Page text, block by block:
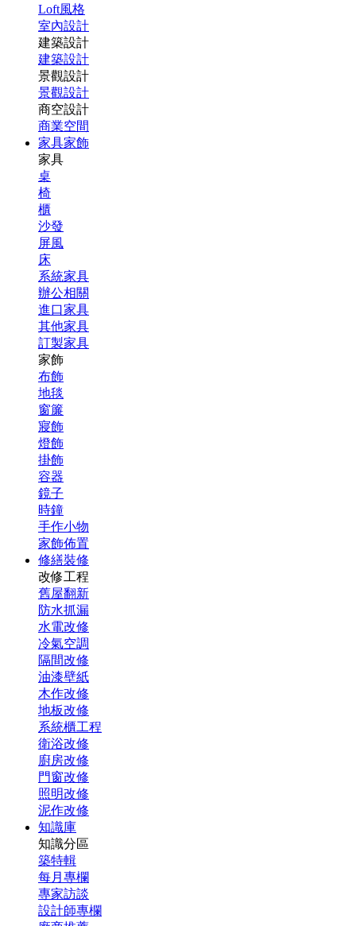
Loft風格
室內設計
建築設計
建築設計
景觀設計
景觀設計
商空設計
商業空間
家具家飾
家具
桌
椅
櫃
沙發
屏風
床
系統家具
辦公相關
進口家具
其他家具
訂製家具
家飾
布飾
地毯
窗簾
寢飾
燈飾
掛飾
容器
鏡子
時鐘
手作小物
家飾佈置
修繕裝修
改修工程
舊屋翻新
防水抓漏
水電改修
冷氣空調
隔間改修
油漆壁紙
木作改修
地板改修
系統櫃工程
衛浴改修
廚房改修
門窗改修
照明改修
泥作改修
知識庫
知識分區
築特輯
每月專欄
專家訪談
設計師專欄